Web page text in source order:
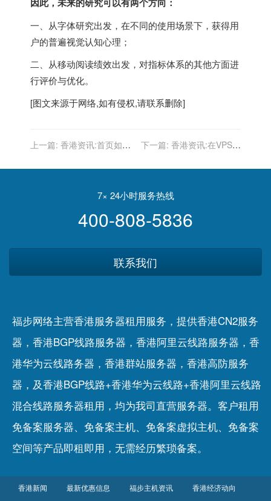
一、从字体研究出发，在不同的使用场景下，获得用
户的普遍视觉认知心理；
二、从移动阅读绩效出发，对指标体系的其他方面进
行评价与优化。
[图文来源于网络,如有侵权,请联系删除]
上一篇: 香港资讯:首页如何
利于排名的首页布局技巧汇
下一篇: 香港资讯:在VPS主
程
7× 24小时服务热线
400-808-5836
联系我们
福步网络主营香港服务器租用服务，提供香港CN2服务
器，香港BGP线路服务器，香港阿里云线路服务器，香
港华为云线路务器，香港群站服务器，香港高防服务
器，及香港BGP线路+香港华为云线路+香港阿里云线路
混合线路服务器租用，均为我司直营服务器。客户租用
免备案服务器、 免备案主机、 免备案虚拟主机、 免备案
空间等产品即租即用，无需经历繁琐备案。
香港新闻 最新优惠信息 福步主机资讯 香港经济动向